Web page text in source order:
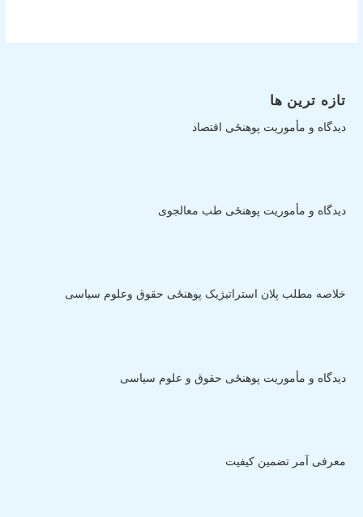
تازه ترین ها
دیدگاه و مأموریت پوهنځی اقتصاد
دیدگاه و مأموریت پوهنځی طب معالجوی
خلاصه مطلب پلان استراتیژیک پوهنځی حقوق وعلوم سیاسی
دیدگاه و مأموریت پوهنځی حقوق و علوم سیاسی
معرفی آمر تضمین کیفیت